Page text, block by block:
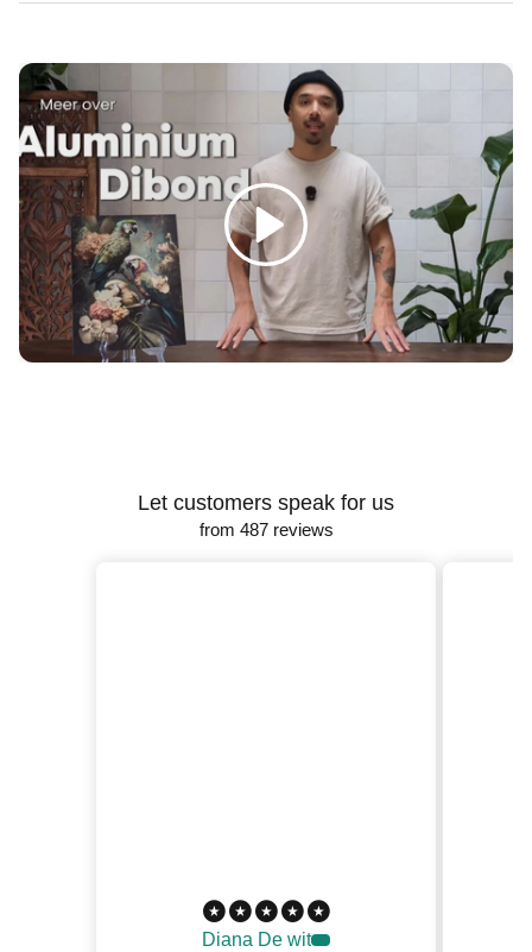
Spelen
Let customers speak for us
from 487 reviews
Diana De wit